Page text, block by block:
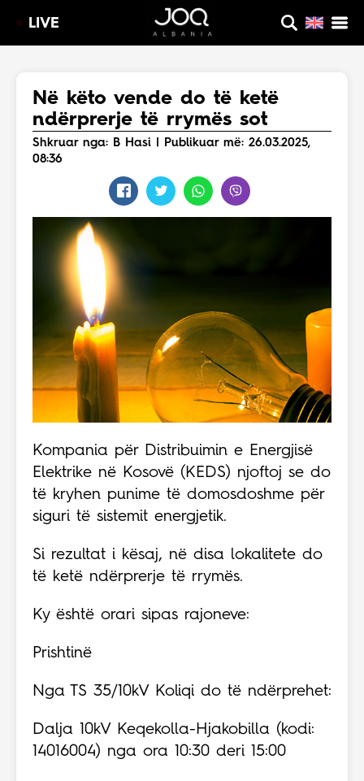
LIVE
Në këto vende do të ketë
ndërprerje të rrymës sot
Shkruar nga: B Hasi | Publikuar më: 26.03.2025,
08:36
Kompania për Distribuimin e Energjisë
Elektrike në Kosovë (KEDS) njoftoj se do
të kryhen punime të domosdoshme për
siguri të sistemit energjetik.
Si rezultat i kësaj, në disa lokalitete do
të ketë ndërprerje të rrymës.
Ky është orari sipas rajoneve:
Prishtinë
Nga TS 35/10kV Koliqi do të ndërprehet:
Dalja 10kV Keqekolla-Hjakobilla (kodi:
14016004) nga ora 10:30 deri 15:00